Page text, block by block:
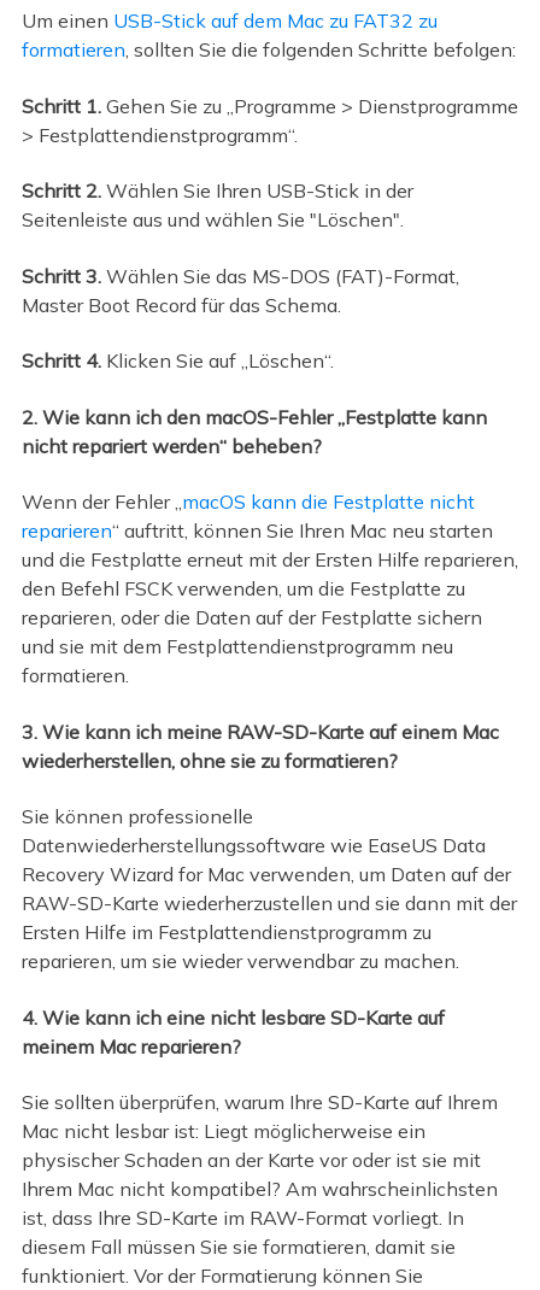
Um einen USB-Stick auf dem Mac zu FAT32 zu
formatieren, sollten Sie die folgenden Schritte befolgen:
Schritt 1.Gehen Sie zu „Programme > Dienstprogramme
> Festplattendienstprogramm“.
Schritt 2.Wählen Sie Ihren USB-Stick in der
Seitenleiste aus und wählen Sie "Löschen".
Schritt 3.Wählen Sie das MS-DOS (FAT)-Format,
Master Boot Record für das Schema.
Schritt 4.Klicken Sie auf „Löschen“.
2. Wie kann ich den macOS-Fehler „Festplatte kann
nicht repariert werden“ beheben?
Wenn der Fehler „macOS kann die Festplatte nicht
reparieren“ auftritt, können Sie Ihren Mac neu starten
und die Festplatte erneut mit der Ersten Hilfe reparieren,
den Befehl FSCK verwenden, um die Festplatte zu
reparieren, oder die Daten auf der Festplatte sichern
und sie mit dem Festplattendienstprogramm neu
formatieren.
3. Wie kann ich meine RAW-SD-Karte auf einem Mac
wiederherstellen, ohne sie zu formatieren?
Sie können professionelle
Datenwiederherstellungssoftware wie EaseUS Data
Recovery Wizard for Mac verwenden, um Daten auf der
RAW-SD-Karte wiederherzustellen und sie dann mit der
Ersten Hilfe im Festplattendienstprogramm zu
reparieren, um sie wieder verwendbar zu machen.
4. Wie kann ich eine nicht lesbare SD-Karte auf
meinem Mac reparieren?
Sie sollten überprüfen, warum Ihre SD-Karte auf Ihrem
Mac nicht lesbar ist: Liegt möglicherweise ein
physischer Schaden an der Karte vor oder ist sie mit
Ihrem Mac nicht kompatibel? Am wahrscheinlichsten
ist, dass Ihre SD-Karte im RAW-Format vorliegt. In
diesem Fall müssen Sie sie formatieren, damit sie
funktioniert. Vor der Formatierung können Sie